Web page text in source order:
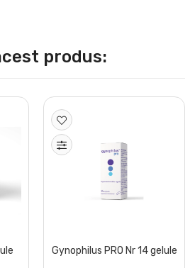
produs:
Gynophilus PRO Nr 14 gelule